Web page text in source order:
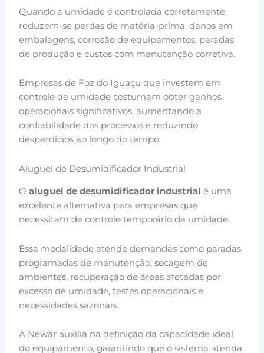
Quando a umidade é controlada corretamente,
reduzem-se perdas de matéria-prima, danos em
embalagens, corrosão de equipamentos, paradas
de produção e custos com manutenção corretiva.
Empresas de Foz do Iguaçu que investem em
controle de umidade costumam obter ganhos
operacionais significativos, aumentando a
confiabilidade dos processos e reduzindo
desperdícios ao longo do tempo.
Aluguel de Desumidificador Industrial
Oaluguel de desumidificador industrial é uma
excelente alternativa para empresas que
necessitam de controle temporário da umidade.
Essa modalidade atende demandas como paradas
programadas de manutenção, secagem de
ambientes, recuperação de áreas afetadas por
excesso de umidade, testes operacionais e
necessidades sazonais.
A Newar auxilia na definição da capacidade ideal
do equipamento, garantindo que o sistema atenda